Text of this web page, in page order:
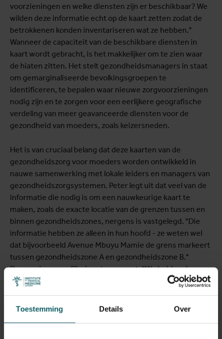
Toestemming Details Over
voorzieningen en welke diensten zijn er beschikbaar? We
wilden deze informatie echt op de kaart zetten zodat de
betrokkenen konden inventariseren wat ze hebben."
Wanneer de capaciteit van de beschikbare diensten in
kaart wordt gebracht, is het makkelijker om te zien waar
de hiaten zitten. Het stelt gezondheidsmanagers in staat
om gemarginaliseerde bevolkingsgroepen te
identificeren, te bepalen waar nieuwe zorgvoorzieningen
nodig zijn en te zorgen voor een eerlijkere geografische
verdeling van meer geavanceerde diensten voor de
gezondheid van moeders, zoals keizersneden.
Het is van cruciaal belang dat deze kaarten van de
gezondheidszorg voor moeders worden ontwikkeld in
nauwe samenwerking met lokale leiders en managers van
gezondheidszorgsystemen. Peter legt uit dat veel van de
informatie die nodig is om een nauwkeurige kaart te
maken, zoals de exacte locatie van de grenzen tussen en
binnen gezondheidszones, nergens is vastgelegd. "Die
informatie hebben ze alleen in hun hoofd - ze weten wel
dat bijvoorbeeld Avenue Mbuyu Mamie de grens markeert
tussen gezondheidszone A en gezondheidszone B."
Daarom is menselijke input een must. “We hebben hen
nodig om de kaarten te valideren en te bevestigen: 'deze